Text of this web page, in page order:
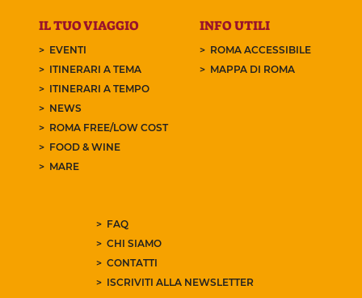
IL TUO VIAGGIO
EVENTI
ITINERARI A TEMA
ITINERARI A TEMPO
NEWS
ROMA FREE/LOW COST
FOOD & WINE
MARE
INFO UTILI
ROMA ACCESSIBILE
MAPPA DI ROMA
FAQ
CHI SIAMO
CONTATTI
ISCRIVITI ALLA NEWSLETTER